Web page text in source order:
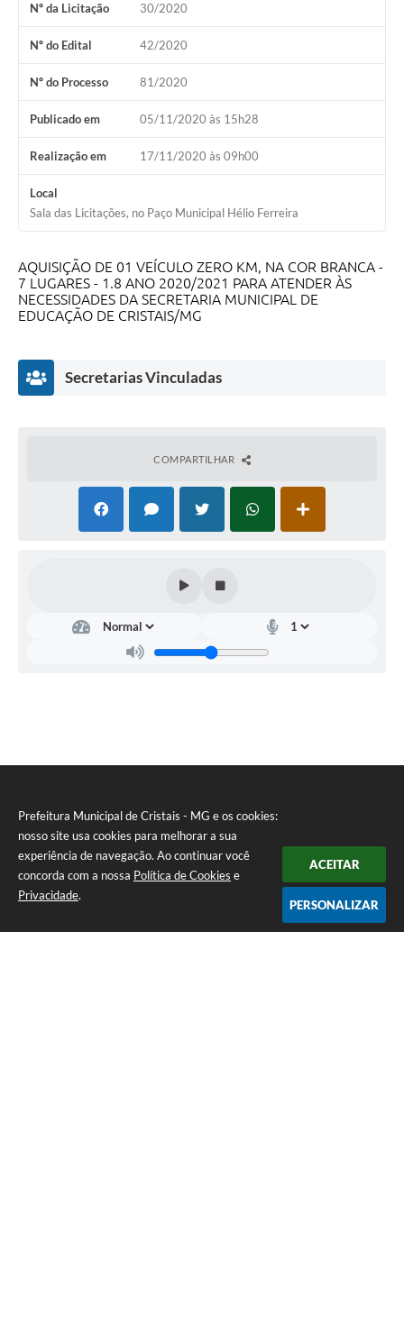
Prefeitura Municipal de Cristais - MG e os cookies:
nosso site usa cookies para melhorar a sua
experiência de navegação. Ao continuar você
concorda com a nossa Política de Cookies e
Privacidade.
ACEITAR
PERSONALIZAR
Nº da Licitação 30/2020
Nº do Edital 42/2020
Nº do Processo 81/2020
Publicado em 05/11/2020 às 15h28
Realização em 17/11/2020 às 09h00
Local
Sala das Licitações, no Paço Municipal Hélio Ferreira
AQUISIÇÃO DE 01 VEÍCULO ZERO KM, NA COR BRANCA -
7 LUGARES - 1.8 ANO 2020/2021 PARA ATENDER ÀS
NECESSIDADES DA SECRETARIA MUNICIPAL DE
EDUCAÇÃO DE CRISTAIS/MG
Secretarias Vinculadas
COMPARTILHAR